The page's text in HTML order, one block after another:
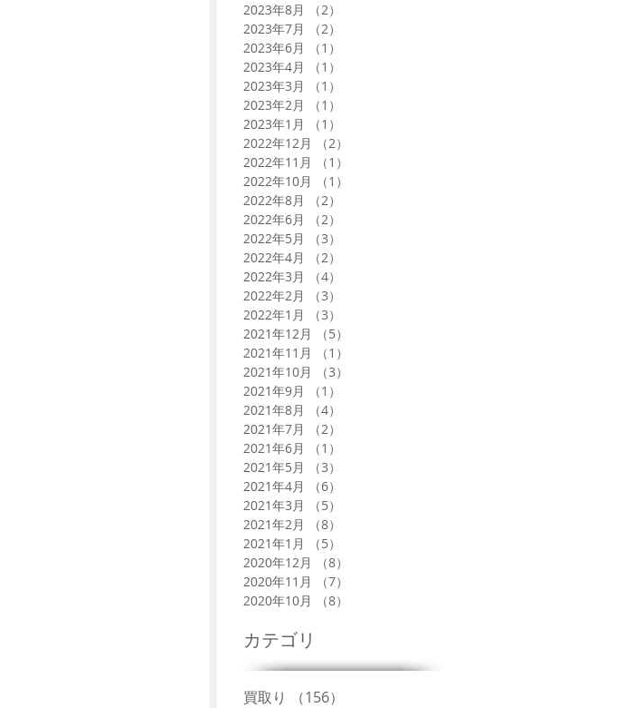
2023年8月
（2）
2023年7月
（2）
2023年6月
（1）
2023年4月
（1）
2023年3月
（1）
2023年2月
（1）
2023年1月
（1）
2022年12月
（2）
2022年11月
（1）
2022年10月
（1）
2022年8月
（2）
2022年6月
（2）
2022年5月
（3）
2022年4月
（2）
2022年3月
（4）
2022年2月
（3）
2022年1月
（3）
2021年12月
（5）
2021年11月
（1）
2021年10月
（3）
2021年9月
（1）
2021年8月
（4）
2021年7月
（2）
2021年6月
（1）
2021年5月
（3）
2021年4月
（6）
2021年3月
（5）
2021年2月
（8）
2021年1月
（5）
2020年12月
（8）
2020年11月
（7）
2020年10月
（8）
カテゴリ
買取り （156）